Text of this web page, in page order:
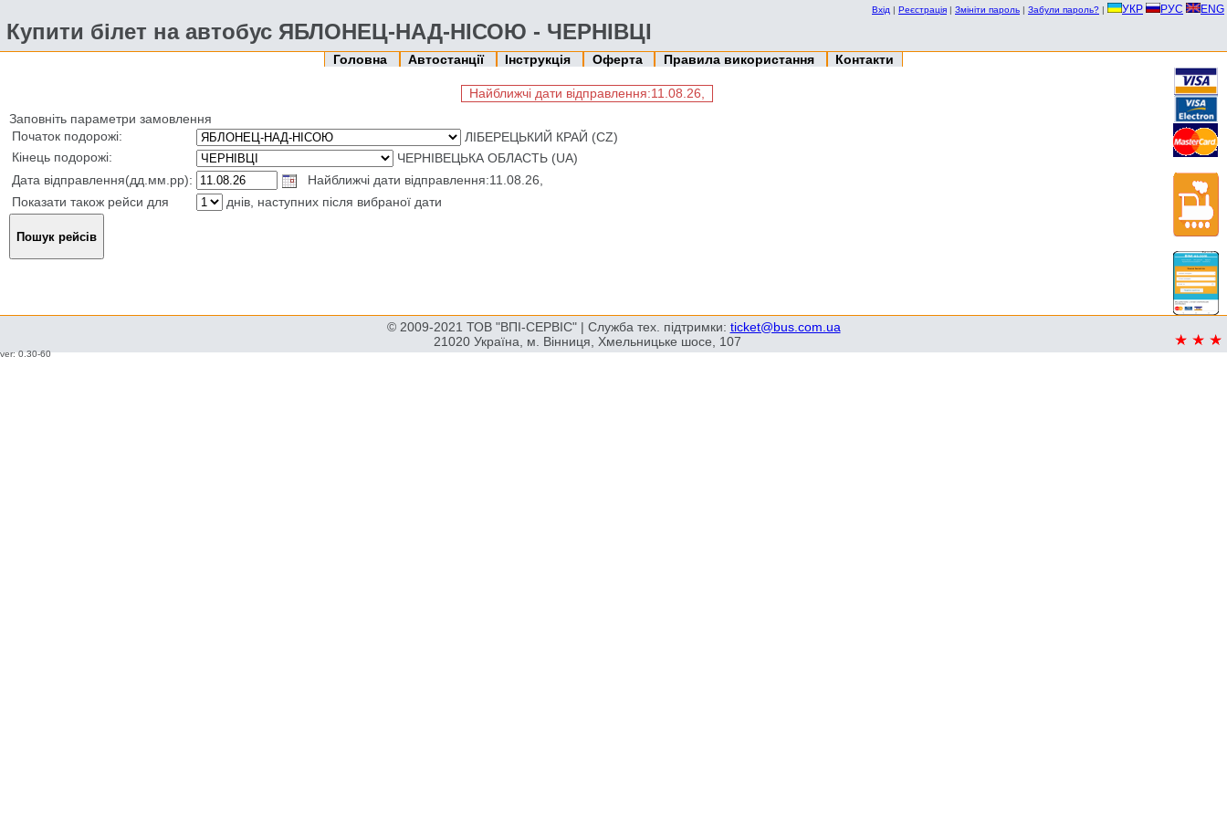
Вхід | Реєстрація | Змініти пароль | Забули пароль? | УКР РУС ENG
Купити білет на автобус ЯБЛОНЕЦ-НАД-НІСОЮ - ЧЕРНІВЦІ
Головна Автостанції Інструкція Оферта Правила використання Контакти
Найближчі дати відправлення:11.08.26,
Заповніть параметри замовлення
Початок подорожі:
ЛІБЕРЕЦЬКИЙ КРАЙ (CZ)
Кінець подорожі:
ЧЕРНІВЕЦЬКА ОБЛАСТЬ (UA)
Дата відправлення(дд.мм.рр):
Найближчі дати відправлення:11.08.26,
Показати також рейси для
днів, наступних після вибраної дати
© 2009-2021 ТОВ "ВПІ-СЕРВІС" | Служба тех. підтримки: ticket@bus.com.ua
21020 Україна, м. Вінниця, Хмельницьке шосе, 107
ver: 0.30-60